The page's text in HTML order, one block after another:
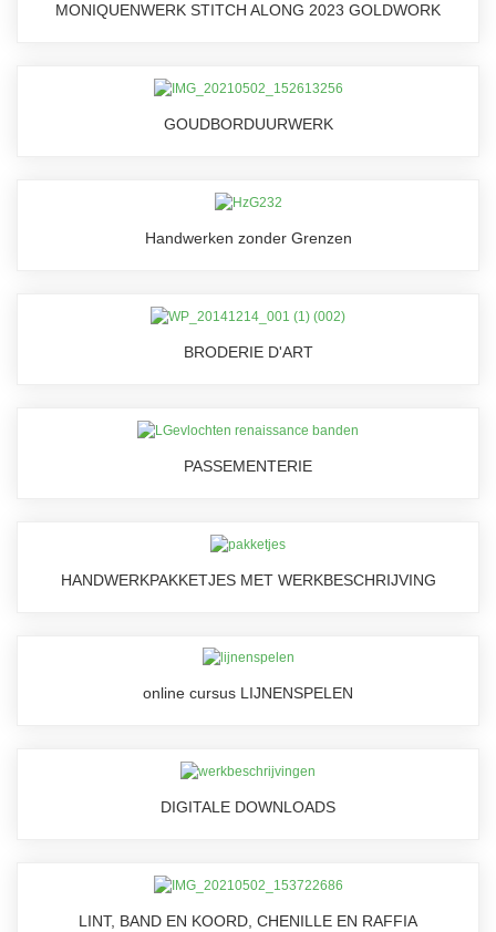
MONIQUENWERK STITCH ALONG 2023 GOLDWORK
GOUDBORDUURWERK
Handwerken zonder Grenzen
BRODERIE D'ART
PASSEMENTERIE
HANDWERKPAKKETJES MET WERKBESCHRIJVING
online cursus LIJNENSPELEN
DIGITALE DOWNLOADS
LINT, BAND EN KOORD, CHENILLE EN RAFFIA